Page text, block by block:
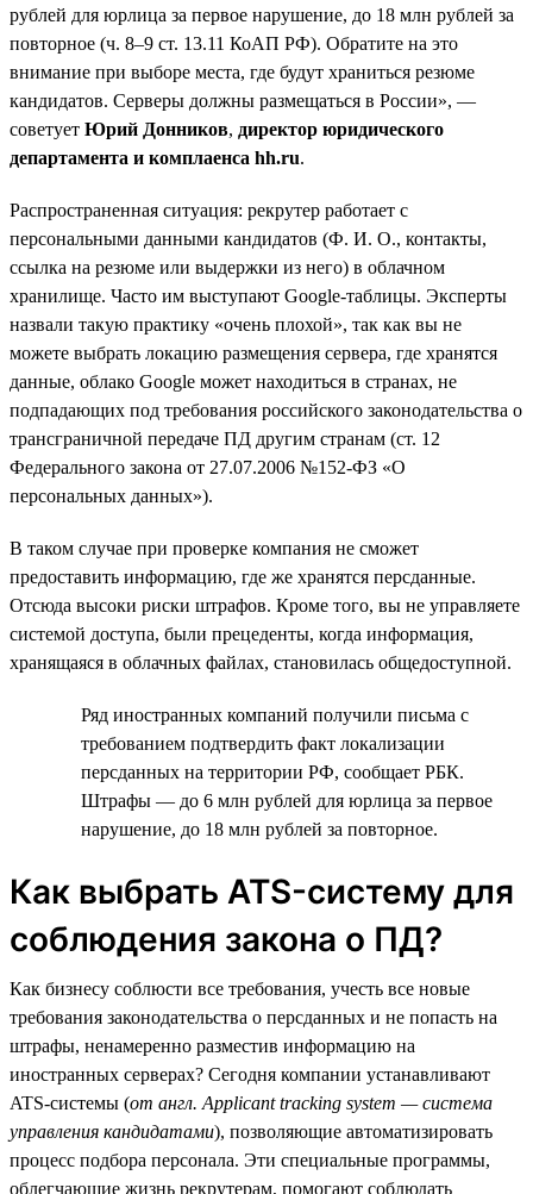
рублей для юрлица за первое нарушение, до 18 млн рублей за
повторное (ч. 8–9 ст. 13.11 КоАП РФ). Обратите на это
внимание при выборе места, где будут храниться резюме
кандидатов. Серверы должны размещаться в России», —
советует Юрий Донников, директор юридического
департамента и комплаенса hh.ru.
Распространенная ситуация: рекрутер работает с
персональными данными кандидатов (Ф. И. О., контакты,
ссылка на резюме или выдержки из него) в облачном
хранилище. Часто им выступают Google-таблицы. Эксперты
назвали такую практику «очень плохой», так как вы не
можете выбрать локацию размещения сервера, где хранятся
данные, облако Google может находиться в странах, не
подпадающих под требования российского законодательства о
трансграничной передаче ПД другим странам (ст. 12
Федерального закона от 27.07.2006 №152-ФЗ «О
персональных данных»).
В таком случае при проверке компания не сможет
предоставить информацию, где же хранятся персданные.
Отсюда высоки риски штрафов. Кроме того, вы не управляете
системой доступа, были прецеденты, когда информация,
хранящаяся в облачных файлах, становилась общедоступной.
Ряд иностранных компаний получили письма с
требованием подтвердить факт локализации
персданных на территории РФ, сообщает РБК.
Штрафы — до 6 млн рублей для юрлица за первое
нарушение, до 18 млн рублей за повторное.
Как выбрать ATS-систему для
соблюдения закона о ПД?
Как бизнесу соблюсти все требования, учесть все новые
требования законодательства о персданных и не попасть на
штрафы, ненамеренно разместив информацию на
иностранных серверах? Сегодня компании устанавливают
ATS-системы (от англ. Applicant tracking system — система
управления кандидатами), позволяющие автоматизировать
процесс подбора персонала. Эти специальные программы,
облегчающие жизнь рекрутерам, помогают соблюдать